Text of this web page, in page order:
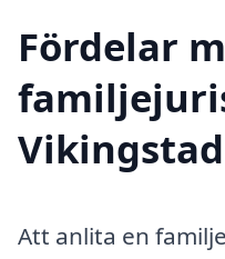
Fördelar
Vikingstad
Att anlita en